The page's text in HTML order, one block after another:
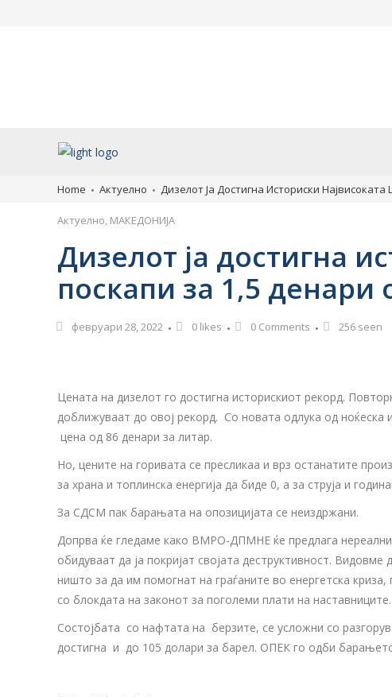
Home Актуелно Дизелот Ја Достигна Историски
Актуелно, МАКЕДОНИЈА
Дизелот ја достигна
поскапи за 1,5 денари
февруари 28, 2022 0 likes 0 Comments 256 seen
Цената на дизелот го достигна историскиот рекорд.
доближуваат до овој рекорд. Со новата одлука од ноќеска
цена од 86 денари за литар.
Но, цените на горивата се пресликаа и врз останатите
за храна и топлинска енергија да биде 0, а за струја и
За СДСМ пак барањата на опозицијата се неиздржани.
Допрва ќе гледаме како ВМРО-ДПМНЕ ќе предлага
обидуваат да ја покријат својата деструктивност.
ништо за да им помогнат на граѓаните во енергетска
со блокдата на законот за поголеми плати на
Состојбата со нафтата на берзите, се усложни со
достигна и до 105 долари за барел. ОПЕК го одби